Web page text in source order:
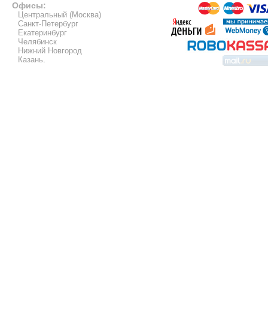
Офисы:
Центральный (Москва)
Санкт-Петербург
Екатеринбург
Челябинск
Нижний Новгород
Казань.